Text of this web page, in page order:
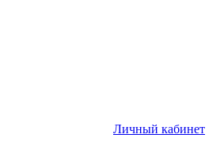
Личный кабинет